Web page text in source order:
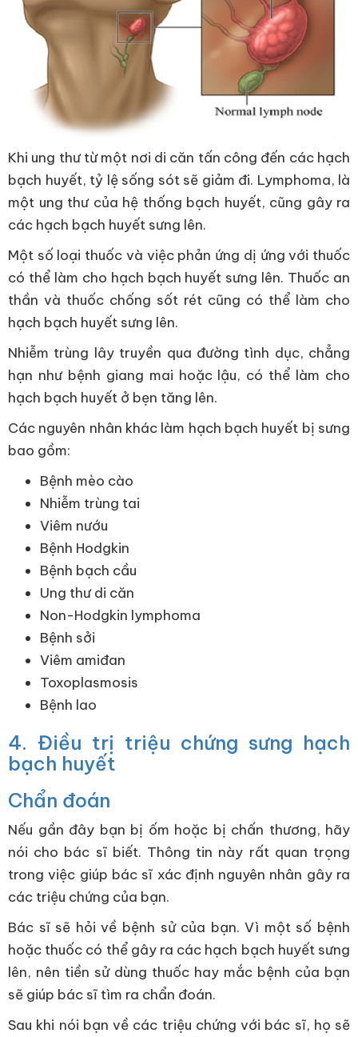
Khi ung thư từ một nơi di căn tấn công đến các hạch
bạch huyết, tỷ lệ sống sót sẽ giảm đi. Lymphoma, là
một ung thư của hệ thống bạch huyết, cũng gây ra
các hạch bạch huyết sưng lên.
Một số loại thuốc và việc phản ứng dị ứng với thuốc
có thể làm cho hạch bạch huyết sưng lên. Thuốc an
thần và thuốc chống sốt rét cũng có thể làm cho
hạch bạch huyết sưng lên.
Nhiễm trùng lây truyền qua đường tình dục, chẳng
hạn như bệnh giang mai hoặc lậu, có thể làm cho
hạch bạch huyết ở bẹn tăng lên.
Các nguyên nhân khác làm hạch bạch huyết bị sưng
bao gồm:
Bệnh mèo cào
Nhiễm trùng tai
Viêm nướu
Bệnh Hodgkin
Bệnh bạch cầu
Ung thư di căn
Non-Hodgkin lymphoma
Bệnh sởi
Viêm amiđan
Toxoplasmosis
Bệnh lao
4. Điều trị triệu chứng sưng hạch
bạch huyết
Chẩn đoán
Nếu gần đây bạn bị ốm hoặc bị chấn thương, hãy
nói cho bác sĩ biết. Thông tin này rất quan trọng
trong việc giúp bác sĩ xác định nguyên nhân gây ra
các triệu chứng của bạn.
Bác sĩ sẽ hỏi về bệnh sử của bạn. Vì một số bệnh
hoặc thuốc có thể gây ra các hạch bạch huyết sưng
lên, nên tiền sử dùng thuốc hay mắc bệnh của bạn
sẽ giúp bác sĩ tìm ra chẩn đoán.
Sau khi nói bạn về các triệu chứng với bác sĩ, họ sẽ